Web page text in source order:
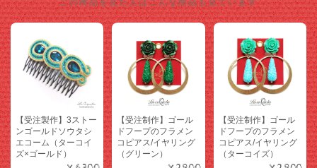
この商品を見た人はこんな商品も見ています
【受注製作】3ストー
ンゴールドソウタシ
エコーム（ターコイ
ズ×ゴールド）
【受注制作】ゴール
ドフープのフラメン
コピアス/イヤリング
（グリーン）
【受注制作】ゴール
ドフープのフラメン
コピアス/イヤリング
（ターコイズ）